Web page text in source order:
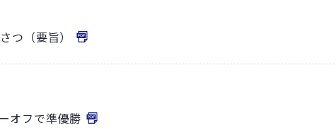
つ（要旨）
オフで準優勝